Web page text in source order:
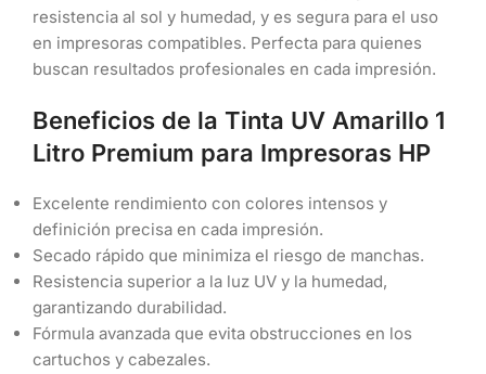
resistencia al sol y humedad, y es segura para el uso
en impresoras compatibles. Perfecta para quienes
buscan resultados profesionales en cada impresión.
Beneficios de la Tinta UV Amarillo 1
Litro Premium para Impresoras HP
Excelente rendimiento con colores intensos y
definición precisa en cada impresión.
Secado rápido que minimiza el riesgo de manchas.
Resistencia superior a la luz UV y la humedad,
garantizando durabilidad.
Fórmula avanzada que evita obstrucciones en los
cartuchos y cabezales.